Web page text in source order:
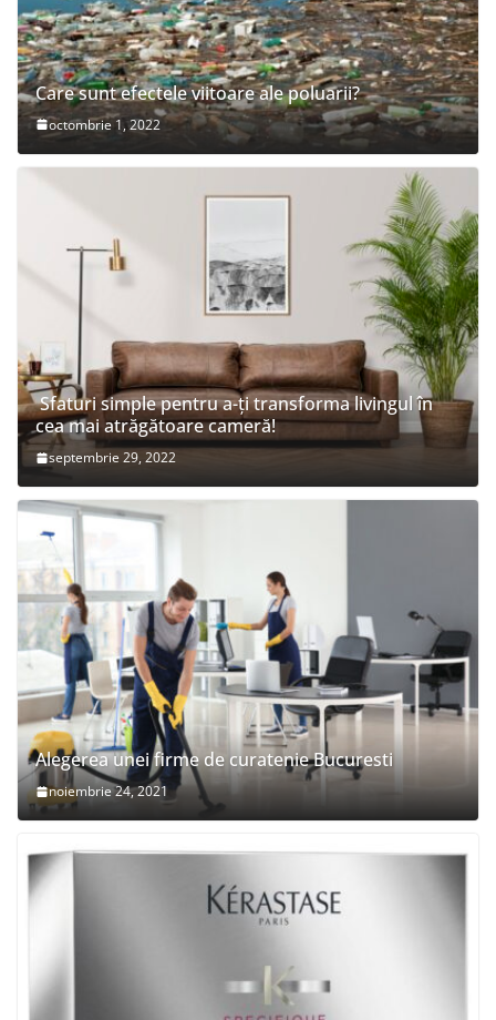
Care sunt efectele viitoare ale poluarii?
octombrie 1, 2022
Sfaturi simple pentru a-ți transforma livingul în
cea mai atrăgătoare cameră!
septembrie 29, 2022
Alegerea unei firme de curatenie Bucuresti
noiembrie 24, 2021